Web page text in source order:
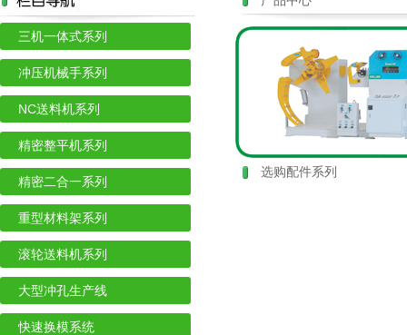
三机一体式系列
冲压机械手系列
NC送料机系列
精密整平机系列
精密二合一系列
重型材料架系列
滚轮送料机系列
大型冲孔生产线
快速换模系统
选购配件系列